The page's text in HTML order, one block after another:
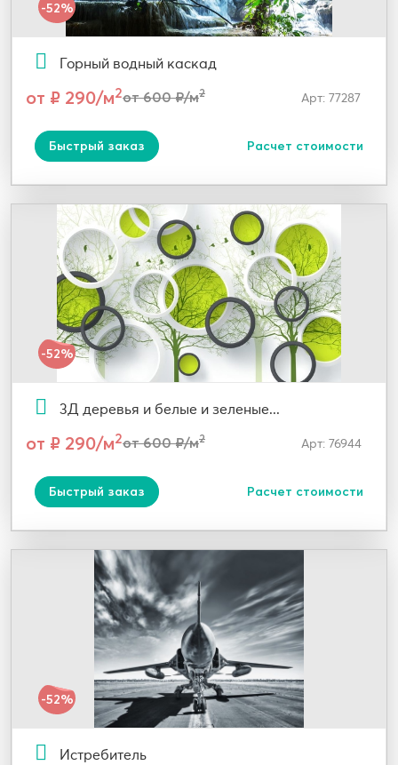
-52%
Горный водный каскад
от ₽ 290/м2от 600 ₽/м2 Арт: 77287
Быстрый заказ Расчет стоимости
-52%
3Д деревья и белые и зеленые...
от ₽ 290/м2от 600 ₽/м2 Арт: 76944
Быстрый заказ Расчет стоимости
-52%
Истребитель